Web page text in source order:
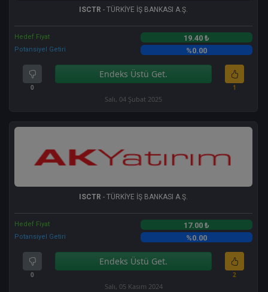
ISCTR - TÜRKİYE İŞ BANKASI A.Ş.
Hedef Fiyat 19.40 ₺
Potansiyel Getiri %0.00
0
Endeks Üstü Get.
1
Salı, 04 Şubat 2025
ISCTR - TÜRKİYE İŞ BANKASI A.Ş.
Hedef Fiyat 17.00 ₺
Potansiyel Getiri %0.00
0
Endeks Üstü Get.
2
Salı, 05 Kasım 2024